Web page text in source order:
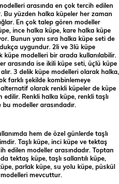
arasında en çok tercih edilen
Bu yüzden halka küpeler her zaman
En çok talep gören modeller
ince halka küpe, kare halka küpe
Bunun yanı sıra halka küpe seti de
uygundur. 2li ve 3lü küpe
küpe modelleri bir arada kullanılabilir.
arasında ise ikili küpe seti, üçlü küpe
3 delik küpe modelleri olarak halka,
farklı şekilde kombinlemeye
olarak renkli küpeler de küpe
edilir. Renkli halka küpe, renkli taşlı
modeller arasındadır.
hem de özel günlerde taşlı
Taşlı küpe, inci küpe ve tektaş
edilen modeller arasındadır. Toptan
tektaş küpe, taşlı sallantılı küpe,
parlak küpe, su yolu küpe, püskül
mevcuttur.